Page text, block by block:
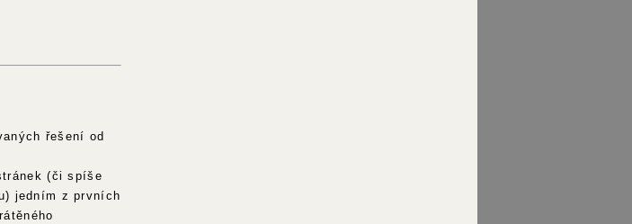
řešení od
(či spíše
jedním z prvních